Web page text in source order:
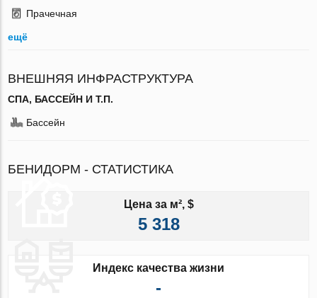
Прачечная
ещё
ВНЕШНЯЯ ИНФРАСТРУКТУРА
СПА, БАССЕЙН И Т.П.
Бассейн
БЕНИДОРМ - СТАТИСТИКА
Цена за м², $
5 318
Индекс качества жизни
-